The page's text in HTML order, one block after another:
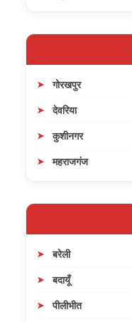
गोरखपुर
देवरिया
कुशीनगर
महराजगंज
बरेली
बदायूँ
पीलीभीत